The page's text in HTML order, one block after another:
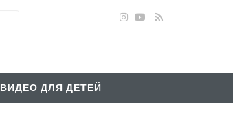
ВИДЕО ДЛЯ ДЕТЕЙ